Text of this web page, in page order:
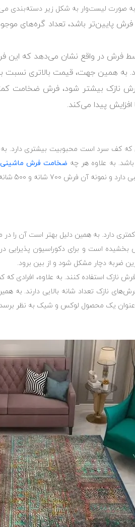
به صورت لیست‌وار به ‏شکل زیر دسته‌بندی
پایین‌تر باشد، تعداد گره‌های
فرش در واقع نشان می‌‌دهد که این
همین جهت، قیمت بالاتری ‏نسبت به
نازک بیشتر شود، فرش ضخامت
پیدا می‌کند.‏
کف سرد است محبوبیت بیشتری ‏دارد. به
به علاوه هر چه ضخامت فرش ‏ماشینی
فرش 700 شانه و ‏‏500 شانه است.‏
کمتری دارد. به همین دلیل بهتر ‏است آن
است و برای ‏دکوراسیون پذیرایی
ضربه دچار ‏مشکل شود و از بین برود.‏
نازک استفاده کنند. به علاوه، ‏افرادی
تعداد شانه ‏بالایی دارند. به
عنوان یک ‏محصول لوکس و شیک به نظر